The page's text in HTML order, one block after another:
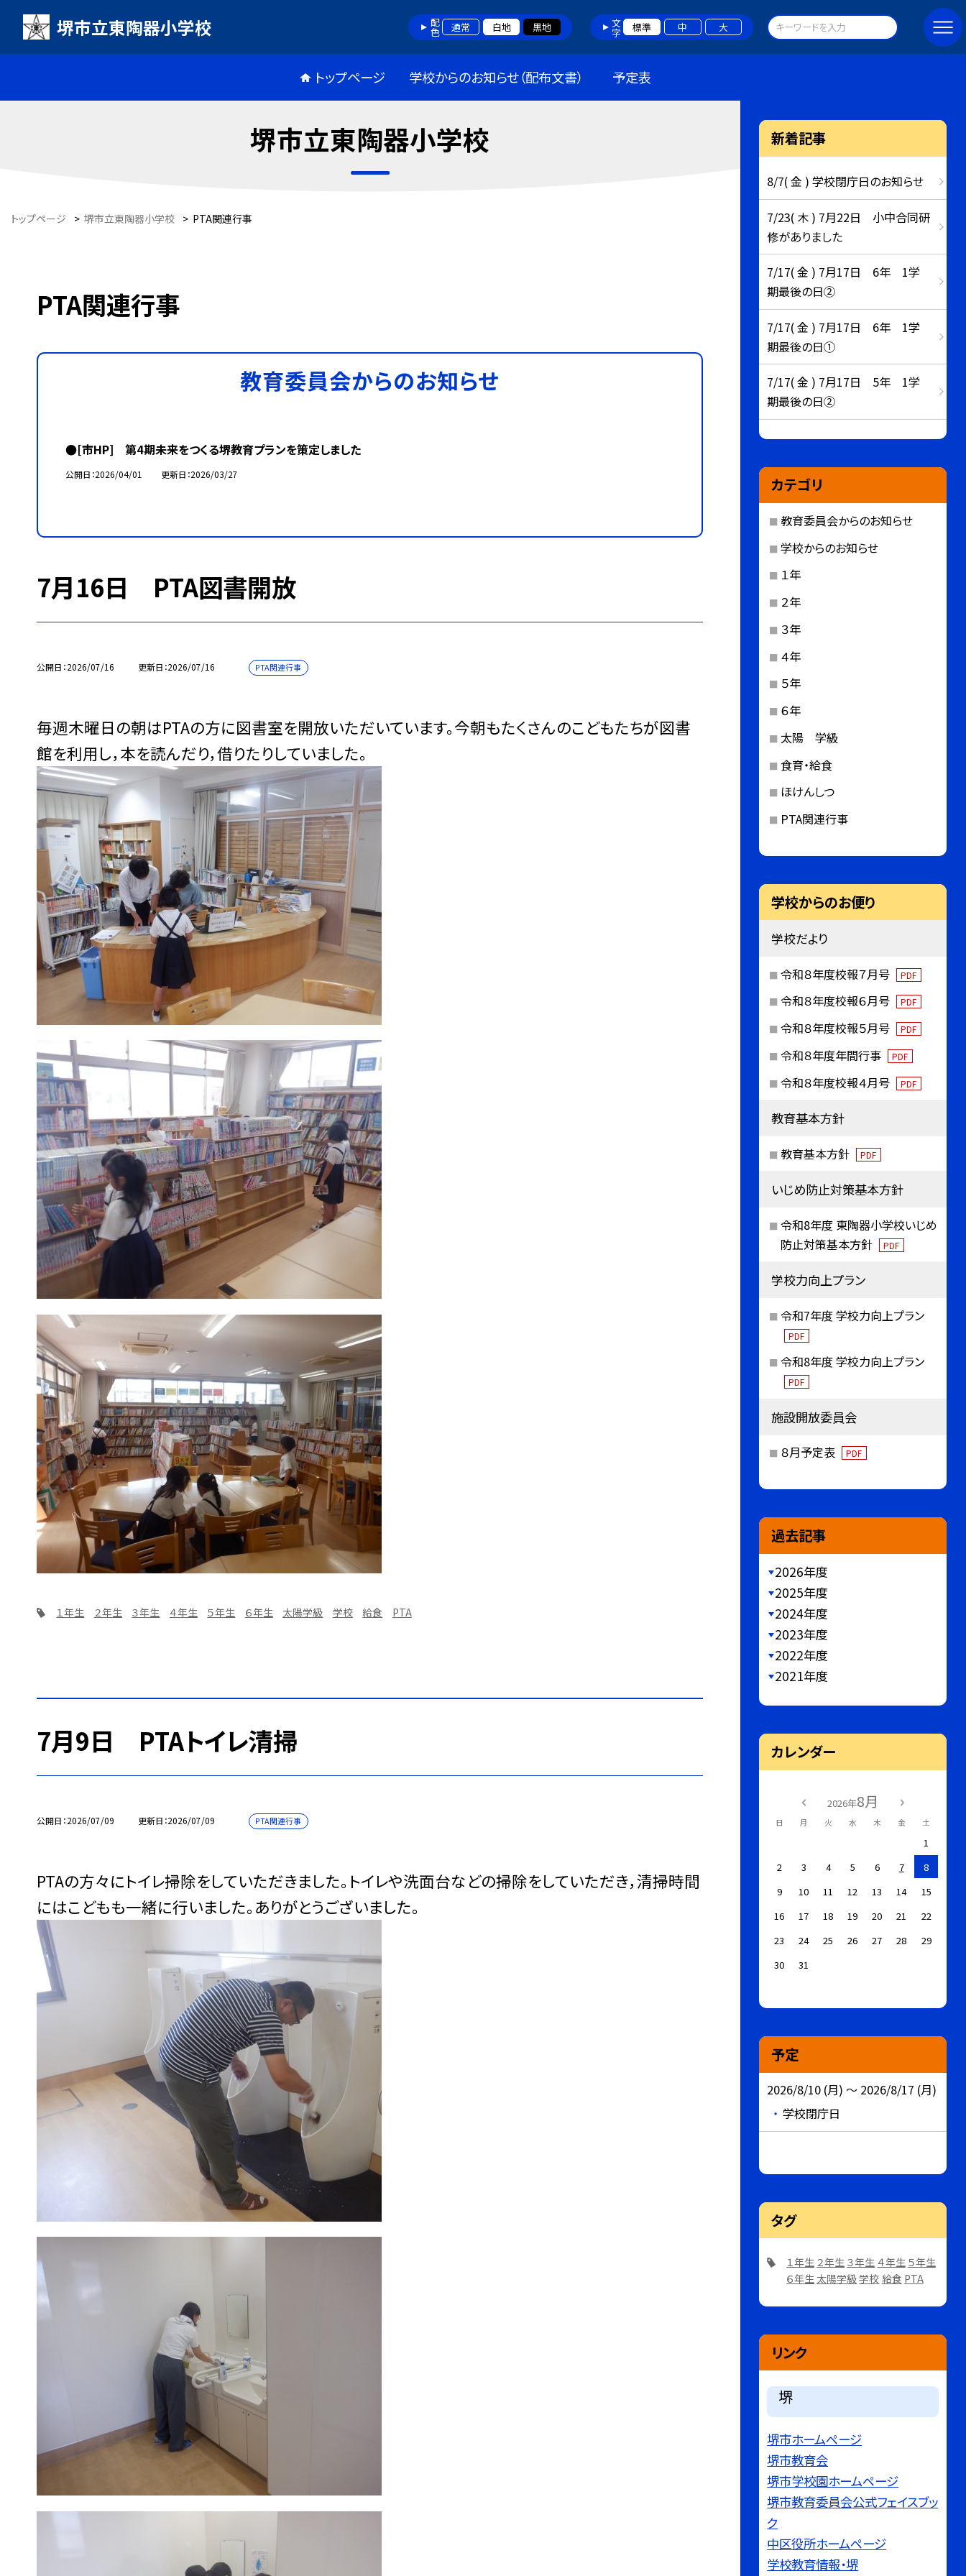
堺市立東陶器小学校 配色 通常 白地 黒地 文字 標準 中 大
トップページ 学校からのお知らせ（配布文書） 予定表
堺市立東陶器小学校
トップページ > 堺市立東陶器小学校 > PTA関連行事
PTA関連行事
教育委員会からのお知らせ
●[市HP] 第4期未来をつくる堺教育プランを策定しました
公開日 2026/04/01 更新日 2026/03/27
7月16日 PTA図書開放
公開日 2026/07/16 更新日 2026/07/16 PTA関連行事
毎週木曜日の朝はPTAの方に図書室を開放いただいています。今朝もたくさんのこどもたちが図書
館を利用し，本を読んだり，借りたりしていました。
１年生 ２年生 ３年生 ４年生 ５年生 ６年生 太陽学級 学校 給食 PTA
7月9日 PTAトイレ清掃
公開日 2026/07/09 更新日 2026/07/09 PTA関連行事
PTAの方々にトイレ掃除をしていただきました。トイレや洗面台などの掃除をしていただき，清掃時間
にはこどもも一緒に行いました。ありがとうございました。
新着記事
8/7( 金 ) 学校閉庁日のお知らせ
7/23( 木 ) 7月22日 小中合同研
修がありました
7/17( 金 ) 7月17日 6年 1学
期最後の日②
7/17( 金 ) 7月17日 6年 1学
期最後の日①
7/17( 金 ) 7月17日 5年 1学
期最後の日②
カテゴリ
教育委員会からのお知らせ
学校からのお知らせ
１年
２年
３年
４年
５年
６年
太陽 学級
食育・給食
ほけんしつ
PTA関連行事
学校からのお便り
学校だより
令和８年度校報７月号 PDF
令和８年度校報６月号 PDF
令和８年度校報５月号 PDF
令和８年度年間行事 PDF
令和８年度校報４月号 PDF
教育基本方針
教育基本方針 PDF
いじめ防止対策基本方針
令和8年度 東陶器小学校いじめ
防止対策基本方針
PDF
学校力向上プラン
令和7年度 学校力向上プラン
PDF
令和8年度 学校力向上プラン
PDF
施設開放委員会
８月予定表 PDF
過去記事
2026年度
2025年度
2024年度
2023年度
2022年度
2021年度
カレンダー
2026年8月
日 月 火 水 木 金 土
1
2
3 4 5 6 7
8
9
10 11 12 13 14
15
16
17 18 19 20 21
22
23
24 25 26 27 28
29
30
31
予定
2026/8/10 (月) ～ 2026/8/17 (月)
学校閉庁日
タグ
１年生 ２年生 ３年生 ４年生 ５年生
６年生 太陽学級学校 給食 PTA
リンク
堺
堺市ホームページ
堺市教育会
堺市学校園ホームページ
堺市教育委員会公式フェイスブッ
ク
中区役所ホームページ
学校教育情報・堺